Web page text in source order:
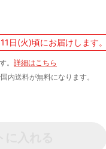
日(火)頃にお届けします。
。 詳細はこちら
内送料が無料になります。